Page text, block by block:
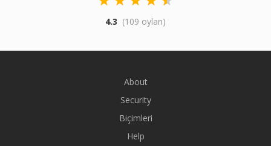
4.3 (109 oyları)
About
Security
Biçimleri
Help